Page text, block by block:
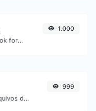
Take an IP and try to look for the domain/host associated with it.
1.000
Converta facilmente arquivos de imagem GIF para WEBP.
999